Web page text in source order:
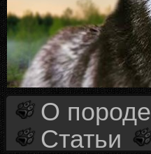
О породе
Статьи